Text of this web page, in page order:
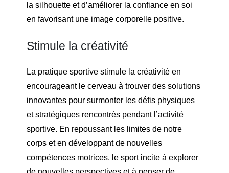
la silhouette et d’améliorer la confiance en soi
en favorisant une image corporelle positive.
Stimule la créativité
La pratique sportive stimule la créativité en
encourageant le cerveau à trouver des solutions
innovantes pour surmonter les défis physiques
et stratégiques rencontrés pendant l’activité
sportive. En repoussant les limites de notre
corps et en développant de nouvelles
compétences motrices, le sport incite à explorer